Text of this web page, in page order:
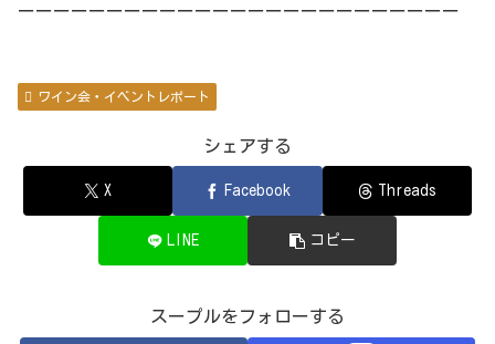
ーーーーーーーーーーーーーーーーーーーーーーーーー
ワイン会・イベントレポート
シェアする
X Facebook Threads
LINE コピー
スープルをフォローする